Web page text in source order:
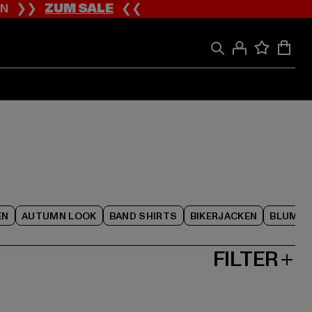
❯❯ZUM SALE❮❮
AUTUMN LOOK BAND SHIRTS BIKERJACKEN
FILTER